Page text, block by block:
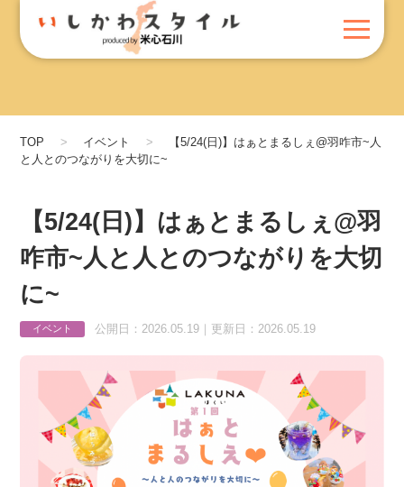
TOP イベント
【5/24(日)】はぁとまるしぇ@羽咋市~人
と人とのつながりを大切に~
【5/24(日)】はぁとまるしぇ@羽
咋市~人と人とのつながりを大切
に~
イベント 公開日：2026.05.19｜更新日：2026.05.19